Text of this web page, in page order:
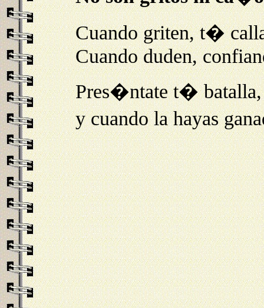
Cuando griten, t�
Cuando duden,
Pres�ntate t� batalla,
y cuando la hayas